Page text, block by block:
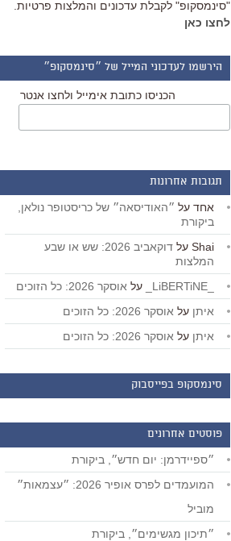
"סינמסקופ" לקבלת עדכונים והמלצות פרטיות.
לחצו כאן
הירשמו לעדכוני המייל של ״סינמסקופ״
הכניסו כתובת אימייל ולחצו אנטר
תגובות אחרונות
אחד על ״האודיסאה״ של כריסטופר נולאן,
ביקורת
Shai על
דוקאביב 2026: שש או שבע
המלצות
על אוסקר 2026: כל הזוכים
איתן על אוסקר 2026: כל הזוכים
איתן על אוסקר 2026: כל הזוכים
סינמסקופ בפייסבוק
פוסטים אחרונים
״ספיידרמן: יום חדש״, ביקורת
המועמדים לפרס אופיר 2026: ״עצמאות״
מוביל
״תיכון מגשימים״, ביקורת